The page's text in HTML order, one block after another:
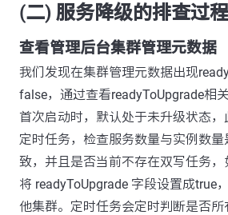
(二) 服务降级的排查过程
查看管理后台集群管理元数据
我们发现在集群管理元数据出现
false，通过查看readyToUpgrade相
首次启动时，默认处于未升级状态，
定时任务，检查服务数量与实例数
致，并且是否当前不存在双写任务，
将 readyToUpgrade 字段设置成true
他集群。定时任务会定时判断是否